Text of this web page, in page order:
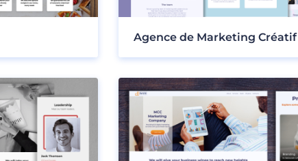
Agence de Marketing Créatif